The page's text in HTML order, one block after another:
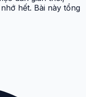
hết. Bài này tổng